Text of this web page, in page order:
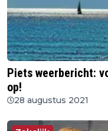
Piets weerbericht:
op!
28 augustus 2021